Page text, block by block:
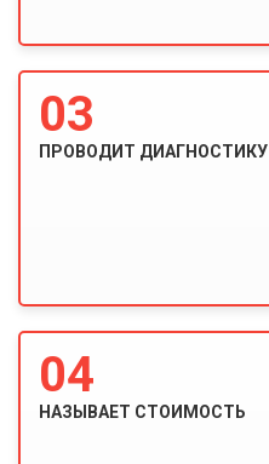
03
ПРОВОДИТ ДИАГНОСТИКУ
04
НАЗЫВАЕТ СТОИМОСТЬ